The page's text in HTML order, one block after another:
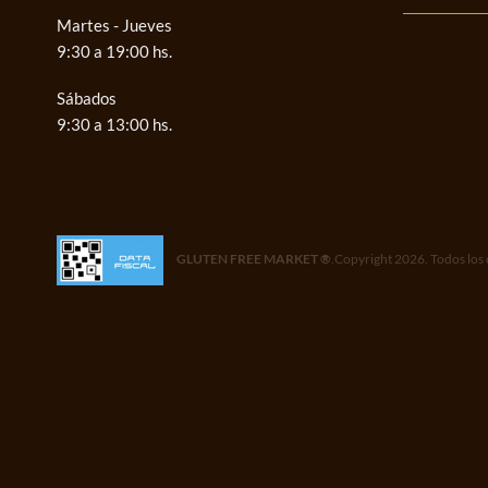
Martes - Jueves
9:30 a 19:00 hs.
Sábados
9:30 a 13:00 hs.
GLUTEN FREE MARKET ®.Copyright 2026. Todos los